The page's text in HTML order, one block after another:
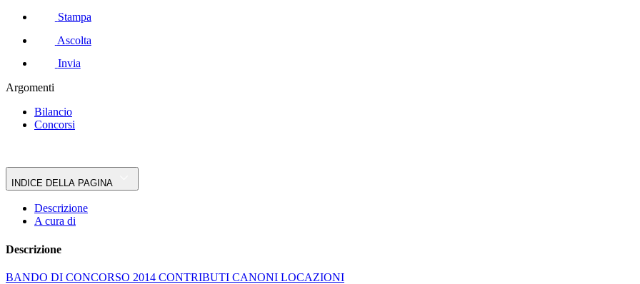
Stampa
Ascolta
Invia
Argomenti
Bilancio
Concorsi
INDICE DELLA PAGINA
Descrizione
A cura di
Descrizione
BANDO DI CONCORSO 2014 CONTRIBUTI CANONI LOCAZIONI